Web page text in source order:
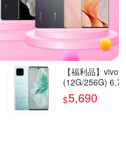
【福利品】vivo
(12G/256G)
5G智慧型手機(9
新)
$5,690